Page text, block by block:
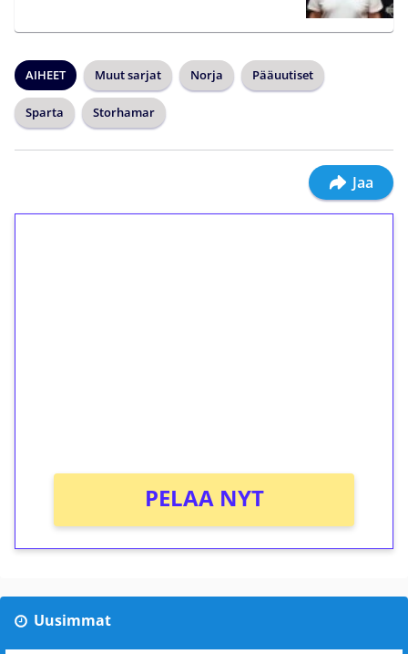
AIHEET Muut sarjat Norja Pääuutiset
Sparta Storhamar
Jaa
PELAA NYT
Uusimmat